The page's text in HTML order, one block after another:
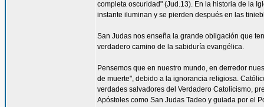
completa oscuridad" (Jud.13). En la historia de la
instante iluminan y se pierden después en las
San Judas nos enseña la grande obligación que
verdadero camino de la sabiduría evangélica.
Pensemos que en nuestro mundo, en derredor
de muerte", debido a la ignorancia religiosa.
verdades salvadores del Verdadero Catolicismo,
Apóstoles como San Judas Tadeo y guiada por el